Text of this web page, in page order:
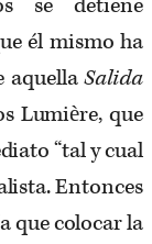
se detiene
él mismo ha
aquellaSalida
Lumière, que
“tal y cual
Entonces
que colocar la